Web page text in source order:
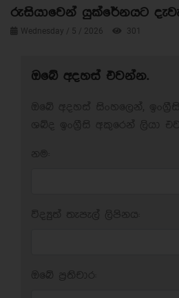
රුසියාවෙන් යුක්රේනයට
Wednesday / 5 / 2026 301
ඔබේ අදහස් එවන්න.